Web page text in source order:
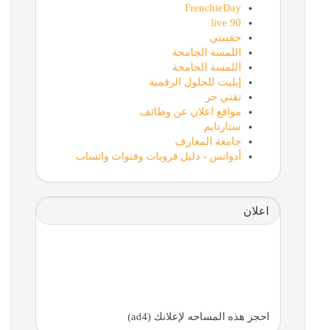
FrenchieDay
90 live
حقيبتي
اللمسة الجامحة
اللمسة الجامحة
إيليت للحلول الرقمية
تقني حر
مواقع اعلان عن وظائف
ستارتايم
جامعة المعارف
أدواتس - دليل قروبات وقنوات واتساب
اعلان
احجز هذه المساحه لإعلانك (ad4)